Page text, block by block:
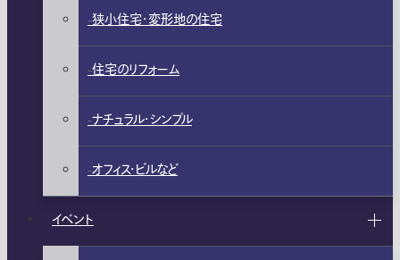
狭小住宅・変形地の住宅
住宅のリフォーム
ナチュラル・シンプル
オフィス・ビルなど
イベント